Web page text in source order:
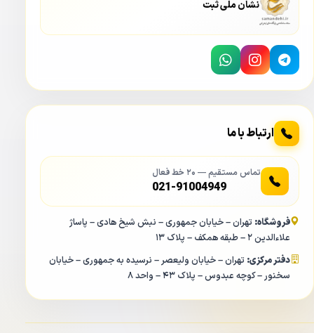
نشان ملی ثبت
ارتباط با ما
تماس مستقیم — ۲۰ خط فعال
021-91004949
فروشگاه: تهران – خیابان جمهوری – نبش شیخ هادی – پاساژ
علاءالدین ۲ – طبقه همکف – پلاک ۱۳
دفتر مرکزی: تهران – خیابان ولیعصر – نرسیده به جمهوری – خیابان
سخنور – کوچه عبدوس – پلاک ۴۳ – واحد ۸